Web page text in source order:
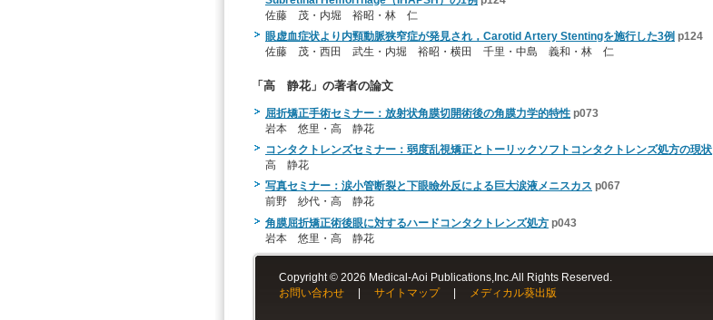
佐藤 茂・内堀 裕昭・林 仁
眼虚血症状より内頸動脈狭窄症が発見され，Carotid Artery Stentingを施行した3例 p124
佐藤 茂・西田 武生・内堀 裕昭・横田 千里・中島 義和・林 仁
「高 静花」の著者の論文
屈折矯正手術セミナー：放射状角膜切開術後の角膜力学的特性 p073
岩本 悠里・高 静花
コンタクトレンズセミナー：弱度乱視矯正とトーリックソフトコンタクトレンズ処方の現状
高 静花
写真セミナー：涙小管断裂と下眼瞼外反による巨大涙液メニスカス p067
前野 紗代・高 静花
角膜屈折矯正術後眼に対するハードコンタクトレンズ処方 p043
岩本 悠里・高 静花
Copyright © 2026 Medical-Aoi Publications,Inc.All Rights Reserved.
お問い合わせ | サイトマップ| メディカル葵出版